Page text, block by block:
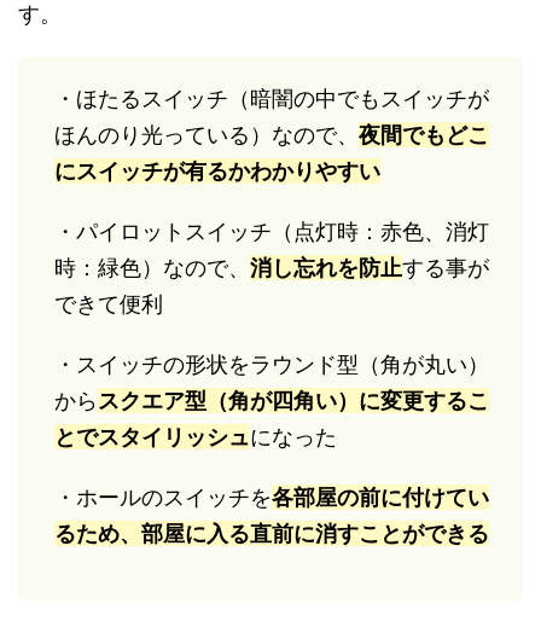
す。
・ほたるスイッチ（暗闇の中でもスイッチが
ほんのり光っている）なので、 夜間でもどこ
にスイッチが有るかわかりやすい
・パイロットスイッチ（点灯時：赤色、消灯
時：緑色）なので、 消し忘れを防止する事が
できて便利
・スイッチの形状をラウンド型（角が丸い）
からスクエア型（角が四角い）に変更するこ
とでスタイリッシュになった
・ホールのスイッチを各部屋の前に付けてい
るため、部屋に入る直前に消すことができる